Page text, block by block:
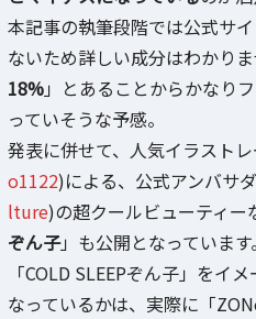
本記事の執筆段階では公式サ
ないため詳しい成分はわかり
18%」とあることからかなり
っていそうな予感。
発表に併せて、人気イラスト
o1122)による、公式アンバサ
lture)の超クールビューティー
ぞん子」も公開となっています。
「COLD SLEEPぞん子」をイ
なっているかは、実際に「